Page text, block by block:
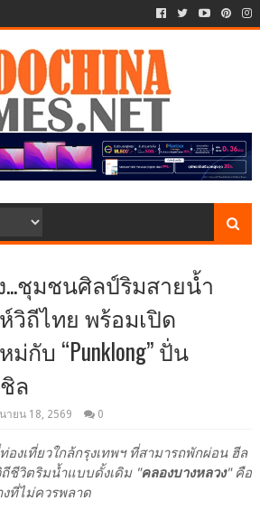
...ชุมชนศิลป์ริมสายน้ำ
วิถีไทย พร้อมเปิด
กับ “Punklong” ปั่น
ล
ายน 18, 2569 0
งเที่ยวใกล้กรุงเทพฯ ที่สามารถพักผ่อน ฮีล
ชีวิตริมน้ำแบบดั้งเดิม "คลองบางหลวง" คือ
ที่ไม่ควรพลาด